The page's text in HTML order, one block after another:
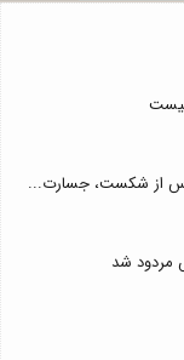
ترس از شکست، جسارت...
مردود شد